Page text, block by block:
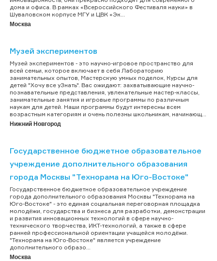
дома и офиса. В рамках «Всероссийского Фестиваля науки» в
Шуваловском корпусе МГУ и ЦВК «Эк...
Москва
Музей экспериментов
Музей экспериментов - это научно-игровое пространство для
всей семьи, которое включает в себя Лабораторию
занимательных опытов, Мастерскую умных поделок, Курсы для
детей "Хочу все уЗнать". Вас ожидают: захватывающие научно-
познавательные представления, увлекательные мастер-классы,
занимательные занятия и игровые программы по различным
наукам для детей. Наши программы будут интересны всем
возрастным категориям и очень полезны школьникам, начинающ...
Нижний Новгород
Государственное бюджетное образовательное
учреждение дополнительного образования
города Москвы "Технорама на Юго-Востоке"
Государственное бюджетное образовательное учреждение
города дополнительного образования Москвы "Технорама на
Юго-Востоке" - это единая социальная переговорная площадка
молодёжи, государства и бизнеса для разработки, демонстрации
и развития инновационных технологий в сфере научно-
технического творчества, ИКТ-технологий, а также в сфере
ранней профессиональной ориентации учащейся молодёжи.
"Технорама на Юго-Востоке" является учреждение
дополнительного образо...
Москва